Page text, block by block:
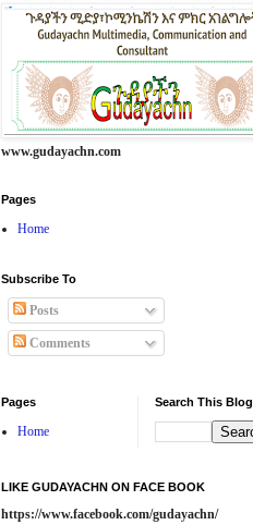
www.gudayachn.com
Pages
Home
Subscribe To
Posts
Comments
Pages
Home
Search This Blog
LIKE GUDAYACHN ON FACE BOOK
https://www.facebook.com/gudayachn/